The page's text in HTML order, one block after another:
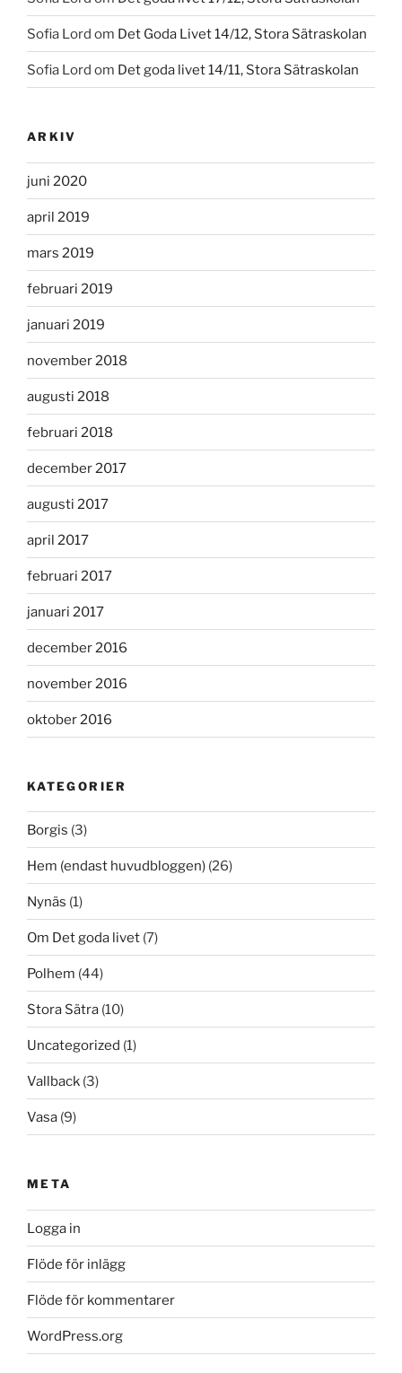
Sofia Lord om Det Goda Livet 14/12, Stora Sätraskolan
Sofia Lord om Det goda livet 14/11, Stora Sätraskolan
ARKIV
juni 2020
april 2019
mars 2019
februari 2019
januari 2019
november 2018
augusti 2018
februari 2018
december 2017
augusti 2017
april 2017
februari 2017
januari 2017
december 2016
november 2016
oktober 2016
KATEGORIER
Borgis (3)
Hem (endast huvudbloggen) (26)
Nynäs (1)
Om Det goda livet (7)
Polhem (44)
Stora Sätra (10)
Uncategorized (1)
Vallback (3)
Vasa (9)
META
Logga in
Flöde för inlägg
Flöde för kommentarer
WordPress.org